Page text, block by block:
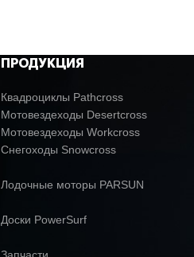
ПРОДУКЦИЯ
Квадроциклы Pathcross
Мотовездеходы Desertcross
Мотовездеходы Workcross
Снегоходы Snowcross
Лодочные моторы PARSUN
Доски PowerSurf